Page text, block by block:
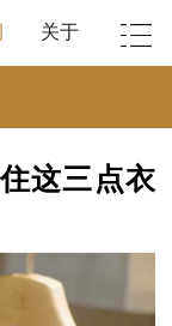
关于
这三点衣